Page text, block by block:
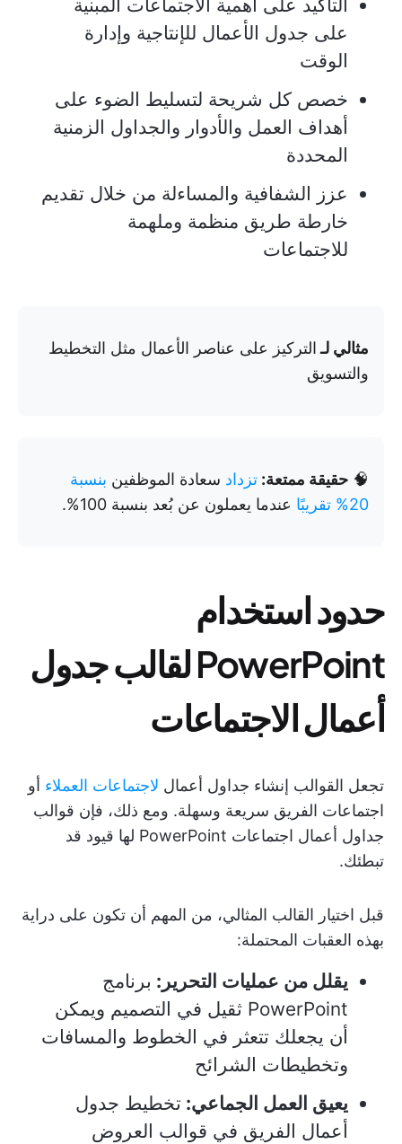
التأكيد على أهمية الاجتماعات المبنية
على جدول الأعمال للإنتاجية وإدارة
الوقت
خصص كل شريحة لتسليط الضوء على
أهداف العمل والأدوار والجداول الزمنية
المحددة
عزز الشفافية والمساءلة من خلال تقديم
خارطة طريق منظمة وملهمة
للاجتماعات
مثالي لـ التركيز على عناصر الأعمال مثل التخطيط
والتسويق
🧠 حقيقة ممتعة: تزداد سعادة الموظفين بنسبة
20% تقريبًا
عندما يعملون عن بُعد بنسبة 100%.
حدود استخدام
PowerPoint لقالب جدول
أعمال الاجتماعات
تجعل القوالب إنشاء جداول أعمال لاجتماعات العملاء أو
اجتماعات الفريق سريعة وسهلة. ومع ذلك، فإن قوالب
جداول أعمال اجتماعات PowerPoint لها قيود قد
تبطئك.
قبل اختيار القالب المثالي، من المهم أن تكون على دراية
بهذه العقبات المحتملة:
يقلل من عمليات التحرير: برنامج
PowerPoint ثقيل في التصميم ويمكن
أن يجعلك تتعثر في الخطوط والمسافات
وتخطيطات الشرائح
يعيق العمل الجماعي: تخطيط جدول
أعمال الفريق في قوالب العروض